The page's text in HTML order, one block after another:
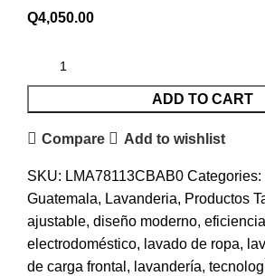
Q4,050.00
ADD TO CART
Compare Add to wishlist
SKU: LMA78113CBAB0 Categories:
Guatemala, Lavanderia, Productos
ajustable, diseño moderno,
electrodoméstico, lavado de ropa,
de carga frontal , lavandería,